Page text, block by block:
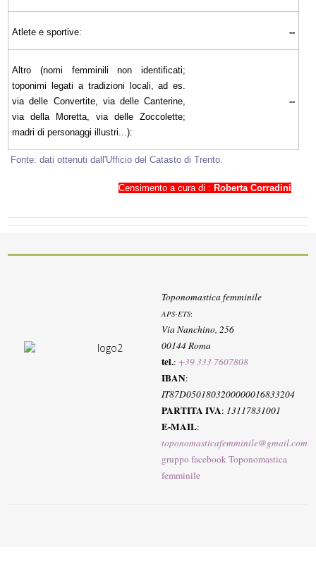
Atlete e sportive: --
Altro (nomi femminili non identificati;
toponimi legati a tradizioni locali, ad es.
via delle Convertite, via delle Canterine,
via della Moretta, via delle Zoccolette;
madri di personaggi illustri...):
--
Fonte: dati ottenuti dall'Ufficio del Catasto di Trento.
Censimento a cura di : Roberta Corradini
Toponomastica femminile
APS-ETS:
Via Nanchino, 256
00144 Roma
tel.:+39 333 7607808
IBAN:
IT87D0501803200000016833204
PARTITA IVA: 13117831001
E-MAIL:
toponomasticafemminile@gmail.com
gruppo facebook Toponomastica
femminile